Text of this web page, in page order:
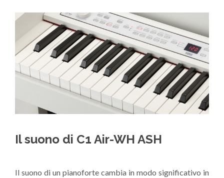
Il suono di C1 Air-WH ASH
Il suono di un pianoforte cambia in modo significativo in